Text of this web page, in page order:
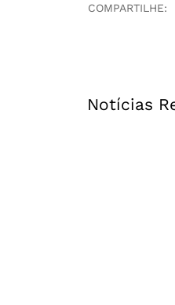
COMPARTILHE:
Notícias